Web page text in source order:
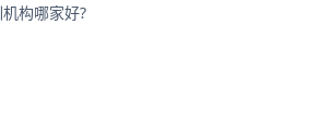
构哪家好?